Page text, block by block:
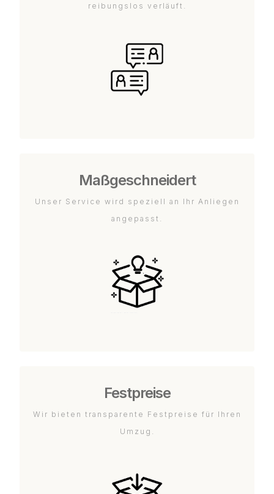
reibungslos verläuft.
Maßgeschneidert
Unser Service wird speziell an Ihr Anliegen
angepasst.
Festpreise
Wir bieten transparente Festpreise für Ihren
Umzug.